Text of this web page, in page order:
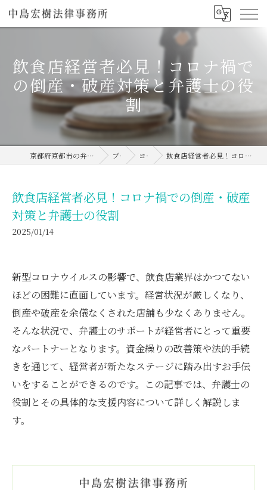
飲食店経営者必見！コロナ禍で
の倒産・破産対策と弁護士の役
割
京都府京都市の弁護士なら中島宏樹法律事務所 ブログ コラム 飲食店経営者必見！コロナ禍での倒産・破産対策と弁護士の役割
飲食店経営者必見！コロナ禍での倒産・破産
対策と弁護士の役割
2025/01/14
新型コロナウイルスの影響で、飲食店業界はかつてない
ほどの困難に直面しています。経営状況が厳しくなり、
倒産や破産を余儀なくされた店舗も少なくありません。
そんな状況で、弁護士のサポートが経営者にとって重要
なパートナーとなります。資金繰りの改善策や法的手続
きを通じて、経営者が新たなステージに踏み出すお手伝
いをすることができるのです。この記事では、弁護士の
役割とその具体的な支援内容について詳しく解説しま
す。